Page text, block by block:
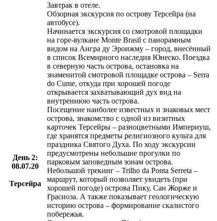
День 2:
08.07.20
Терсейра
Завтрак в отеле.
Обзорная экскурсия по острову Терсейра (на
автобусе).
Начинается экскурсия со смотровой площадки
на горе-вулкане Monte Brasil с панорамным
видом на Ангра ду Эроижму – город, внесённый
в список Всемирного наследия Юнеско. Поездка
в северную часть острова, остановка на
знаменитой смотровой площадке острова – Serra
do Cume, откуда при хорошей погоде
открывается захватывающий дух вид на
внутреннюю часть острова.
Посещение наиболее известных и знаковых мест
острова, знакомство с одной из визитных
карточек Терсейры – разноцветными Империуш,
где хранятся предметы религиозного культа для
праздника Святого Духа. По ходу экскурсии
предусмотрены небольшие прогулки по
парковым заповедным зонам острова.
Небольшой трекинг – Trilho da Ponta Serreta –
маршрут, который позволяет увидеть (при
хорошей погоде) острова Пику, Сан Жорже и
Грасиоза. А также показывает геологическую
историю острова – формирование скалистого
побережья.